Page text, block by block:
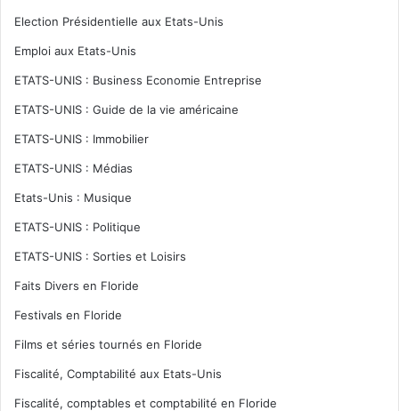
Election Présidentielle aux Etats-Unis
Emploi aux Etats-Unis
ETATS-UNIS : Business Economie Entreprise
ETATS-UNIS : Guide de la vie américaine
ETATS-UNIS : Immobilier
ETATS-UNIS : Médias
Etats-Unis : Musique
ETATS-UNIS : Politique
ETATS-UNIS : Sorties et Loisirs
Faits Divers en Floride
Festivals en Floride
Films et séries tournés en Floride
Fiscalité, Comptabilité aux Etats-Unis
Fiscalité, comptables et comptabilité en Floride